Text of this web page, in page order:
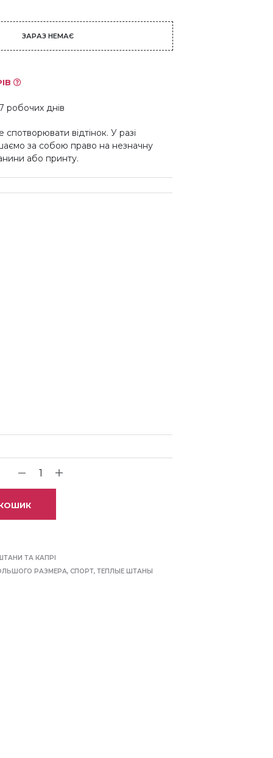
ЗАРАЗ НЕМАЄ
робочих днів
відтінок. У разі
за собою право на незначну
або принту.
ТА КАПРІ
РАЗМЕРА, СПОРТ,ТЕПЛЫЕ ШТАНЫ